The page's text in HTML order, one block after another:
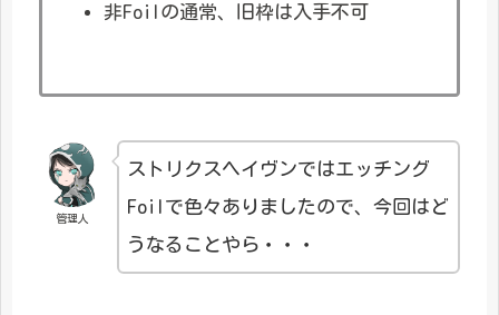
非Foilの通常、旧枠は入手不可
管理人
ストリクスヘイヴンではエッチング
Foilで色々ありましたので、今回はど
うなることやら・・・